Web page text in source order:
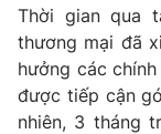
Thế giới đó đây
Câu chuyện
Tài chính
Thị trường
Góc doanh
Dữ liệu và đời
Truyền hình
Thời gian qua
thương mại đã
hưởng các
được tiếp cận
nhiên, 3 tháng